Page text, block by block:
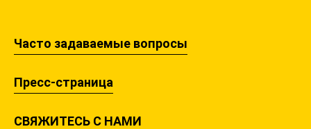
Часто задаваемые вопросы
Пресс-страница
СВЯЖИТЕСЬ С НАМИ